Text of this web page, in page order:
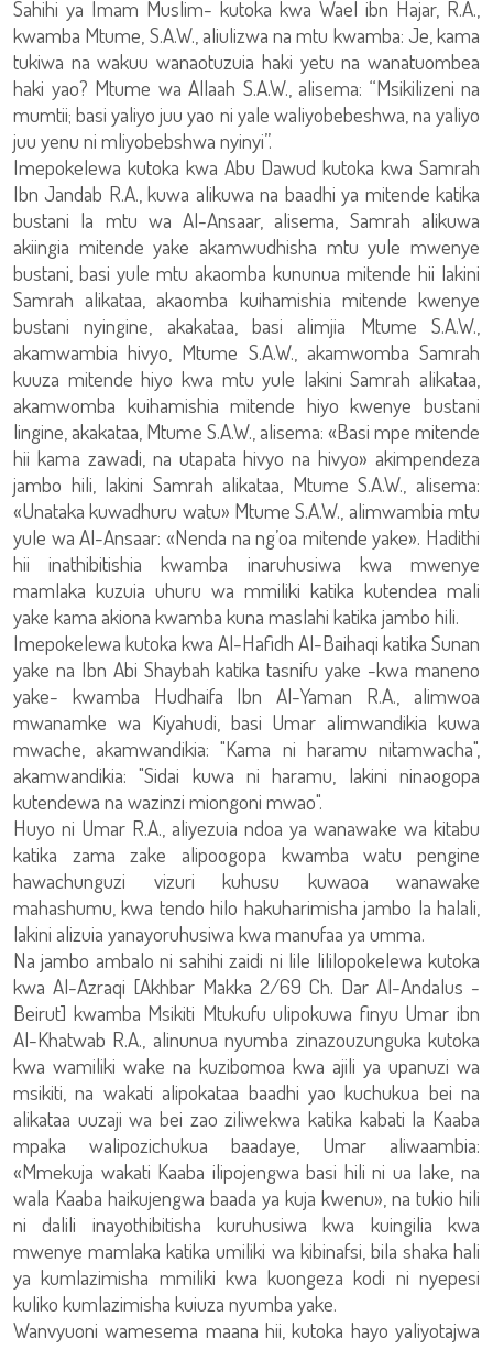
Sahihi ya Imam Muslim- kutoka kwa Wael ibn Hajar, R.A.,
kwamba Mtume, S.A.W., aliulizwa na mtu kwamba: Je, kama
tukiwa na wakuu wanaotuzuia haki yetu na wanatuombea
haki yao? Mtume wa Allaah S.A.W., alisema: “Msikilizeni na
mumtii; basi yaliyo juu yao ni yale waliyobebeshwa, na yaliyo
juu yenu ni mliyobebshwa nyinyi”.
Imepokelewa kutoka kwa Abu Dawud kutoka kwa Samrah
Ibn Jandab R.A., kuwa alikuwa na baadhi ya mitende katika
bustani la mtu wa Al-Ansaar, alisema, Samrah alikuwa
akiingia mitende yake akamwudhisha mtu yule mwenye
bustani, basi yule mtu akaomba kununua mitende hii lakini
Samrah alikataa, akaomba kuihamishia mitende kwenye
bustani nyingine, akakataa, basi alimjia Mtume S.A.W.,
akamwambia hivyo, Mtume S.A.W., akamwomba Samrah
kuuza mitende hiyo kwa mtu yule lakini Samrah alikataa,
akamwomba kuihamishia mitende hiyo kwenye bustani
lingine, akakataa, Mtume S.A.W., alisema: «Basi mpe mitende
hii kama zawadi, na utapata hivyo na hivyo» akimpendeza
jambo hili, lakini Samrah alikataa, Mtume S.A.W., alisema:
«Unataka kuwadhuru watu» Mtume S.A.W., alimwambia mtu
yule wa Al-Ansaar: «Nenda na ng’oa mitende yake». Hadithi
hii inathibitishia kwamba inaruhusiwa kwa mwenye
mamlaka kuzuia uhuru wa mmiliki katika kutendea mali
yake kama akiona kwamba kuna maslahi katika jambo hili.
Imepokelewa kutoka kwa Al-Hafidh Al-Baihaqi katika Sunan
yake na Ibn Abi Shaybah katika tasnifu yake -kwa maneno
yake- kwamba Hudhaifa Ibn Al-Yaman R.A., alimwoa
mwanamke wa Kiyahudi, basi Umar alimwandikia kuwa
mwache, akamwandikia: "Kama ni haramu nitamwacha",
akamwandikia: "Sidai kuwa ni haramu, lakini ninaogopa
kutendewa na wazinzi miongoni mwao".
Huyo ni Umar R.A., aliyezuia ndoa ya wanawake wa kitabu
katika zama zake alipoogopa kwamba watu pengine
hawachunguzi vizuri kuhusu kuwaoa wanawake
mahashumu, kwa tendo hilo hakuharimisha jambo la halali,
lakini alizuia yanayoruhusiwa kwa manufaa ya umma.
Na jambo ambalo ni sahihi zaidi ni lile lililopokelewa kutoka
kwa Al-Azraqi [Akhbar Makka 2/69 Ch. Dar Al-Andalus -
Beirut] kwamba Msikiti Mtukufu ulipokuwa finyu Umar ibn
Al-Khatwab R.A., alinunua nyumba zinazouzunguka kutoka
kwa wamiliki wake na kuzibomoa kwa ajili ya upanuzi wa
msikiti, na wakati alipokataa baadhi yao kuchukua bei na
alikataa uuzaji wa bei zao ziliwekwa katika kabati la Kaaba
mpaka walipozichukua baadaye, Umar aliwaambia:
«Mmekuja wakati Kaaba ilipojengwa basi hili ni ua lake, na
wala Kaaba haikujengwa baada ya kuja kwenu», na tukio hili
ni dalili inayothibitisha kuruhusiwa kwa kuingilia kwa
mwenye mamlaka katika umiliki wa kibinafsi, bila shaka hali
ya kumlazimisha mmiliki kwa kuongeza kodi ni nyepesi
kuliko kumlazimisha kuiuza nyumba yake.
Wanvyuoni wamesema maana hii, kutoka hayo yaliyotajwa